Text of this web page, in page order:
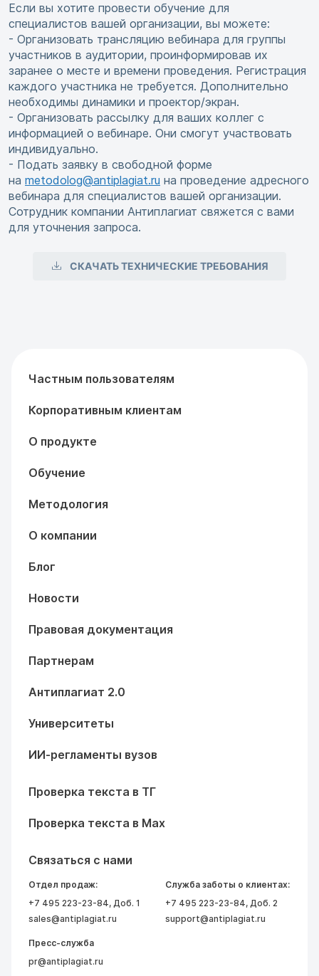
Если вы хотите провести обучение для
специалистов вашей организации, вы можете:
- Организовать трансляцию вебинара для группы
участников в аудитории, проинформировав их
заранее о месте и времени проведения. Регистрация
каждого участника не требуется. Дополнительно
необходимы динамики и проектор/экран.
- Организовать рассылку для ваших коллег с
информацией о вебинаре. Они смогут участвовать
индивидуально.
- Подать заявку в свободной форме
на metodolog@antiplagiat.ru на проведение адресного
вебинара для специалистов вашей организации.
Сотрудник компании Антиплагиат свяжется с вами
для уточнения запроса.
СКАЧАТЬ ТЕХНИЧЕСКИЕ ТРЕБОВАНИЯ
Частным пользователям
Корпоративным клиентам
О продукте
Обучение
Методология
О компании
Блог
Новости
Правовая документация
Партнерам
Антиплагиат 2.0
Университеты
ИИ-регламенты вузов
Проверка текста в ТГ
Проверка текста в Max
Связаться с нами
Отдел продаж:
+7 495 223-23-84, Доб. 1
sales@antiplagiat.ru
Служба заботы о клиентах:
+7 495 223-23-84, Доб. 2
support@antiplagiat.ru
Пресс-служба
pr@antiplagiat.ru